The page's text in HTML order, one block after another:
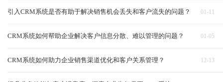
01-11
引入CRM系统是否有助于解决销售机会丢失和客户流失的问题？
01-05
CRM系统如何帮助企业解决客户信息分散、难以管理的问题？
12-13
CRM系统如何助力企业销售渠道优化和客户关系管理？